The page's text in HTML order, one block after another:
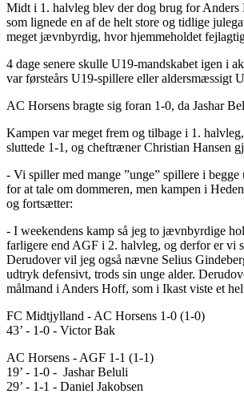
Midt i 1. halvleg blev der dog brug for Anders
som lignede en af de helt store og tidlige
meget jævnbyrdig, hvor hjemmeholdet
4 dage senere skulle U19-mandskabet igen i
var førsteårs U19-spillere eller aldersmæssigt
AC Horsens bragte sig foran 1-0, da Jashar
Kampen var meget frem og tilbage i 1.
sluttede 1-1, og cheftræner Christian Hansen
- Vi spiller med mange ”unge” spillere i
for at tale om dommeren, men kampen i
og fortsætter:
- I weekendens kamp så jeg to jævnbyrdige
farligere end AGF i 2. halvleg, og derfor er vi
Derudover vil jeg også nævne Selius
udtryk defensivt, trods sin unge alder.
målmand i Anders Hoff, som i Ikast viste et
FC Midtjylland - AC Horsens 1-0 (1-0)
43’ - 1-0 - Victor Bak
AC Horsens - AGF 1-1 (1-1)
19’ - 1-0 - Jashar Beluli
29’ - 1-1 - Daniel Jakobsen